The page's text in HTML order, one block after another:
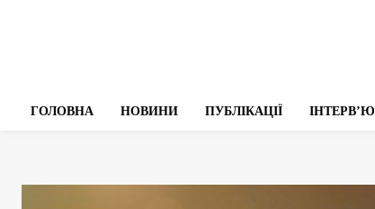
ГОЛОВНА НОВИНИ ПУБЛІКАЦІЇ ІНТЕРВʼЮ